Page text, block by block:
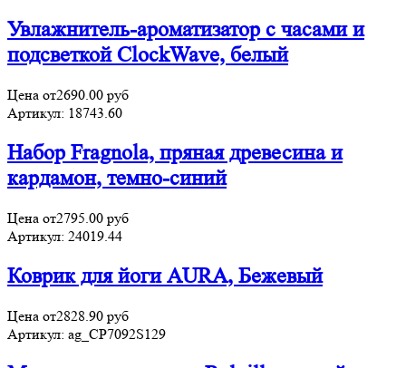
Увлажнитель-ароматизатор с часами и
подсветкой ClockWave, белый
Цена от2690.00 руб
Артикул: 18743.60
Набор Fragnola, пряная древесина и
кардамон, темно-синий
Цена от2795.00 руб
Артикул: 24019.44
Коврик для йоги AURA, Бежевый
Цена от2828.90 руб
Артикул: ag_CP7092S129